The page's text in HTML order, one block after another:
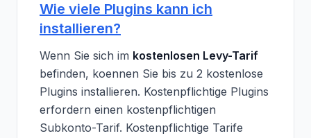
Wie viele Plugins kann ich
installieren?
Wenn Sie sich im kostenlosen Levy-Tarif
befinden, koennen Sie bis zu 2 kostenlose
Plugins installieren. Kostenpflichtige Plugins
erfordern einen kostenpflichtigen
Subkonto-Tarif. Kostenpflichtige Tarife